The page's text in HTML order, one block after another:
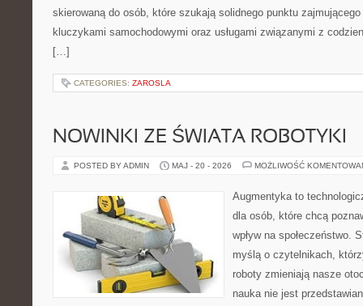
skierowaną do osób, które szukają solidnego punktu
kluczykami samochodowymi oraz usługami związanymi z
[…]
CATEGORIES: ZAROSLA
NOWINKI ZE ŚWIATA ROBOTYKI
POSTED BY ADMIN MAJ - 20 - 2026 MOŻLIWOŚĆ
Augmentyka to
dla osób, które chcą
wpływ na społeczeństwo.
myślą o czytelnikach,
roboty zmieniają nasze
nauka nie jest